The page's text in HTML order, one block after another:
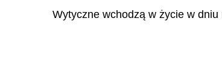
Wytyczne wchodzą w życie w